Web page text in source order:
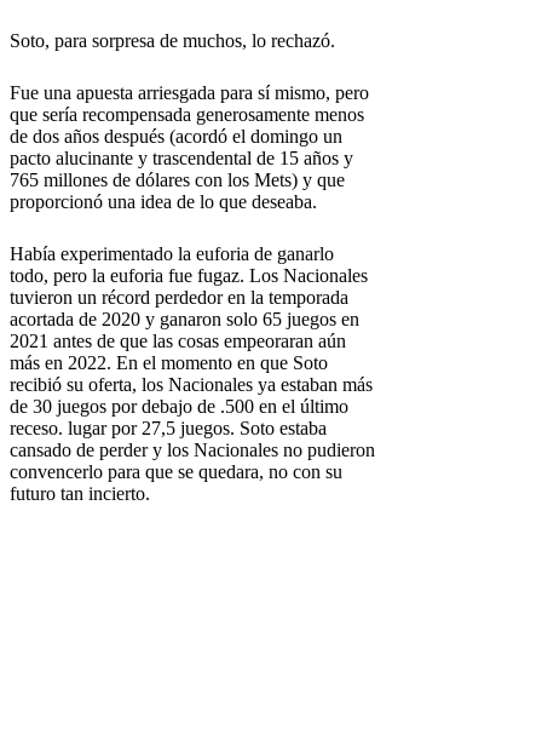
Soto, para sorpresa de muchos, lo rechazó.
Fue una apuesta arriesgada para sí mismo, pero
que sería recompensada generosamente menos
de dos años después (acordó el domingo un
pacto alucinante y trascendental de 15 años y
765 millones de dólares con los Mets) y que
proporcionó una idea de lo que deseaba.
Había experimentado la euforia de ganarlo
todo, pero la euforia fue fugaz. Los Nacionales
tuvieron un récord perdedor en la temporada
acortada de 2020 y ganaron solo 65 juegos en
2021 antes de que las cosas empeoraran aún
más en 2022. En el momento en que Soto
recibió su oferta, los Nacionales ya estaban más
de 30 juegos por debajo de .500 en el último
receso. lugar por 27,5 juegos. Soto estaba
cansado de perder y los Nacionales no pudieron
convencerlo para que se quedara, no con su
futuro tan incierto.